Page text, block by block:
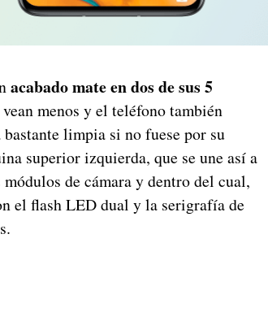
acabado mate en dos de sus 5
menos y el teléfono también
limpia si no fuese por su
superior izquierda, que se une así a
de cámara y dentro del cual,
el flash LED dual y la serigrafía de